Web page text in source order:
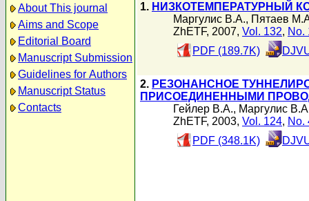
About This journal
Aims and Scope
Editorial Board
Manuscript Submission
Guidelines for Authors
Manuscript Status
Contacts
1. НИЗКОТЕМПЕРАТУРНЫЙ
Маргулис В.А., Пятаев
ZhETF, 2007, Vol. 132, No.
PDF (189.7K)
2. РЕЗОНАНСНОЕ
ПРИСОЕДИНЕННЫМИ
Гейлер В.А., Маргулис
ZhETF, 2003, Vol. 124, No.
PDF (348.1K)